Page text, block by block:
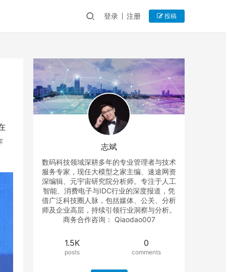
登录 注册 投稿
志斌
数码科技领域深耕多年的专业管理者与技术
服务专家，现任大模型之家主编、速途网资
深编辑、元宇宙研究院分析师。专注于人工
智能、消费电子与IDC行业的深度报道，凭
借广泛科技圈人脉，包括媒体、公关、分析
师及企业高层，持续引领行业洞察与分析。
商务合作咨询： Qiaodao007
1.5K
posts
0
comments